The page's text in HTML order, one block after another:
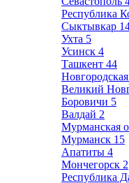
Республика
Сыктывкар
Ухта 5
Усинск 4
Ташкент 44
Великий
Боровичи 5
Валдай 2
Мурманская
Мурманск 15
Апатиты 4
Мончегорск 2
Республика